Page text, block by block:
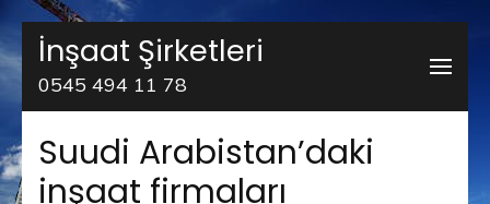
İçeriğe
atla
(Enter
basın)
İnşaat Şirketleri
0545 494 11 78
Suudi Arabistan’daki
inşaat firmaları